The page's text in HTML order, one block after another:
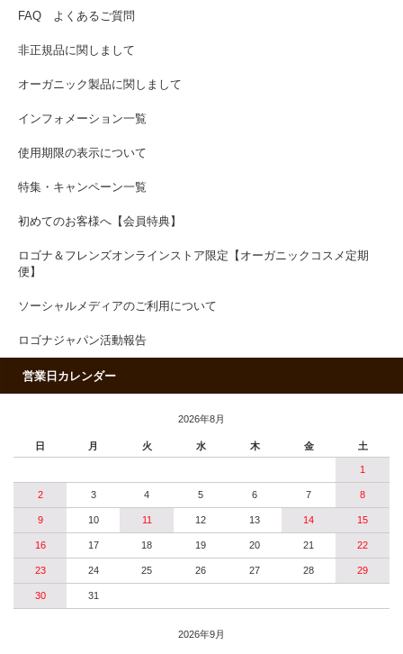
FAQ よくあるご質問
非正規品に関しまして
オーガニック製品に関しまして
インフォメーション一覧
使用期限の表示について
特集・キャンペーン一覧
初めてのお客様へ【会員特典】
ロゴナ＆フレンズオンラインストア限定【オーガニックコスメ定期
便】
ソーシャルメディアのご利用について
ロゴナジャパン活動報告
営業日カレンダー
2026年8月
日 月 火 水 木 金 土
1
2 3 4 5 6 7 8
9 10 11 12 13 14 15
16 17 18 19 20 21 22
23 24 25 26 27 28 29
30 31
2026年9月